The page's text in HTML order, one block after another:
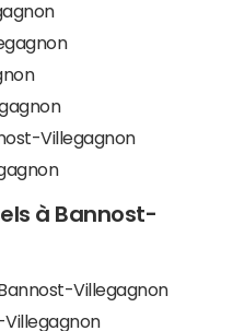
Villegagnon
à Bannost-
Villegagnon
Villegagnon